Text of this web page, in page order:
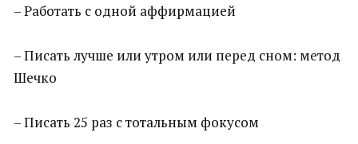
– Работать с одной аффирмацией
– Писать лучше или утром или перед сном: метод
Шечко
– Писать 25 раз с тотальным фокусом